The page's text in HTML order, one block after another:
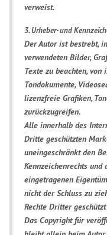
verweist.
3. Urheber- und
Der Autor ist bestrebt,
verwendeten Bilder,
Texte zu beachten,
Tondokumente,
lizenzfreie Grafiken,
zurückzugreifen.
Alle innerhalb des
Dritte geschützten
uneingeschränkt den
Kennzeichenrechts
eingetragenen
nicht der Schluss zu
Rechte Dritter
Das Copyright für